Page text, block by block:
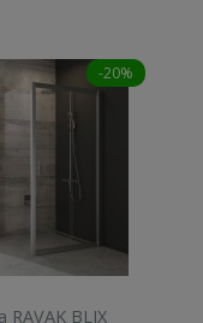
-20%
RAVAK BLIX